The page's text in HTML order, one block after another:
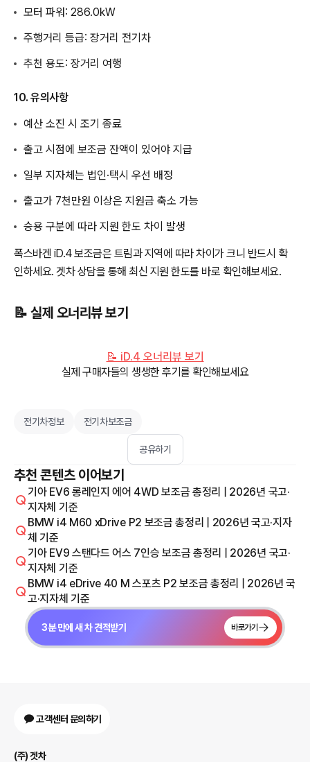
모터 파워: 286.0kW
주행거리 등급: 장거리 전기차
추천 용도: 장거리 여행
10. 유의사항
예산 소진 시 조기 종료
출고 시점에 보조금 잔액이 있어야 지급
일부 지자체는 법인·택시 우선 배정
출고가 7천만원 이상은 지원금 축소 가능
승용 구분에 따라 지원 한도 차이 발생
폭스바겐 iD.4 보조금은 트림과 지역에 따라 차이가 크니 반드시 확
인하세요. 겟차 상담을 통해 최신 지원 한도를 바로 확인해보세요.
📝 실제 오너리뷰 보기
📝 iD.4 오너리뷰 보기
실제 구매자들의 생생한 후기를 확인해보세요
전기차정보 전기차보조금
공유하기
추천 콘텐츠 이어보기
기아 EV6 롱레인지 에어 4WD 보조금 총정리 | 2026년 국고·
지자체 기준
BMW i4 M60 xDrive P2 보조금 총정리 | 2026년 국고·지자
체 기준
기아 EV9 스탠다드 어스 7인승 보조금 총정리 | 2026년 국고·
지자체 기준
BMW i4 eDrive 40 M 스포츠 P2 보조금 총정리 | 2026년 국
고·지자체 기준
3분 만에 새 차 견적받기 바로가기
고객센터 문의하기
(주) 겟차